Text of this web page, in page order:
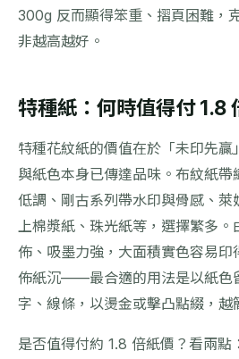
300g 反而顯得笨重、摺頁困難，
非越高越好。
特種紙：何時值得付 1.8
特種花紋紙的價值在於「未印先
與紙色本身已傳達品味。布紋紙帶
低調、剛古系列帶水印與骨感、萊
上棉漿紙、珠光紙等，選擇繁多
佈、吸墨力強，大面積實色容易印
佈紙沉——最合適的用法是以紙色
字、線條，以燙金或擊凸點綴，越
是否值得付約 1.8 倍紙價？看兩點：